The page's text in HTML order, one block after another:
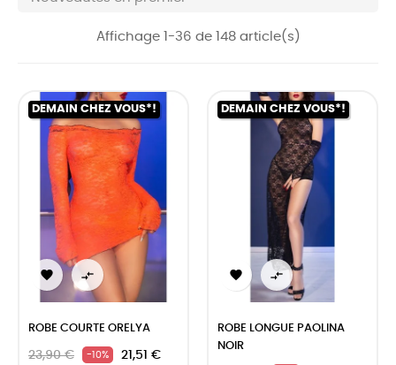
Affichage 1-36 de 148 article(s)
DEMAIN CHEZ VOUS*!
 
ROBE COURTE ORELYA
23,90 € -10% 21,51 €
DEMAIN CHEZ VOUS*!
 
ROBE LONGUE PAOLINA
NOIR